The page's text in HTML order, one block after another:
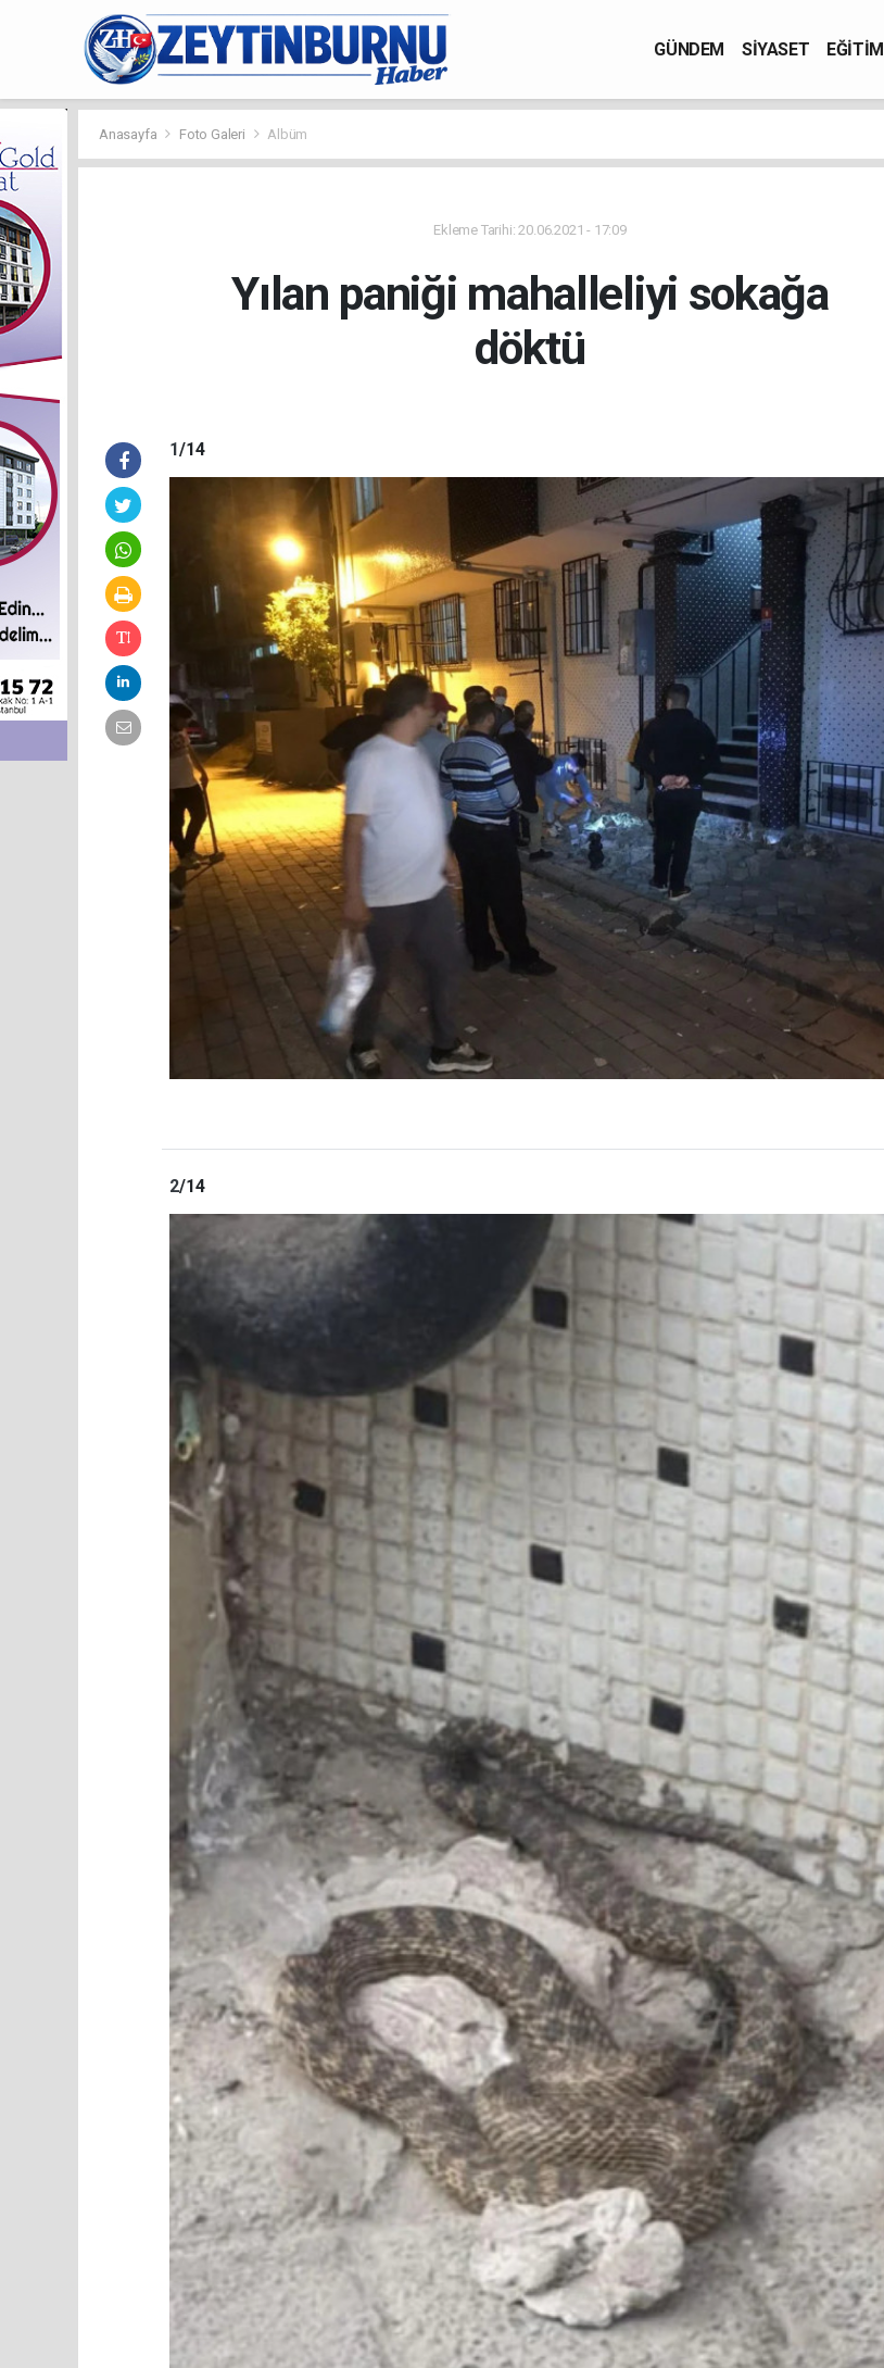
GÜNDEM SİYASET EĞİTİM
Anasayfa Foto Galeri Albüm
Ekleme Tarihi: 20.06.2021 - 17:09
Yılan paniği mahalleliyi sokağa
döktü
1/14
2/14